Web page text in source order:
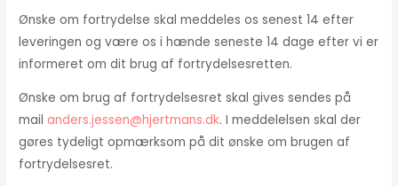
Ønske om fortrydelse skal meddeles os senest 14 efter
leveringen og være os i hænde seneste 14 dage efter vi er
informeret om dit brug af fortrydelsesretten.
Ønske om brug af fortrydelsesret skal gives sendes på
mail anders.jessen@hjertmans.dk. I meddelelsen skal der
gøres tydeligt opmærksom på dit ønske om brugen af
fortrydelsesret.